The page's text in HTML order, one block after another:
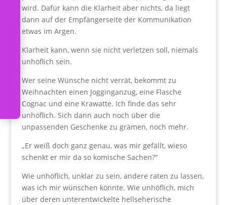
wird. Dafür kann die Klarheit aber nichts, da liegt
dann auf der Empfängerseite der Kommunikation
etwas im Argen.
Klarheit kann, wenn sie nicht verletzen soll, niemals
unhöflich sein.
Wer seine Wünsche nicht verrät, bekommt zu
Weihnachten einen Jogginganzug, eine Flasche
Cognac und eine Krawatte. Ich finde das sehr
unhöflich. Sich dann auch noch über die
unpassenden Geschenke zu grämen, noch mehr.
„Er weiß doch ganz genau, was mir gefällt, wieso
schenkt er mir da so komische Sachen?“
Wie unhöflich, unklar zu sein, andere raten zu lassen,
was ich mir wünschen könnte. Wie unhöflich, mich
über deren unterentwickelte hellseherische